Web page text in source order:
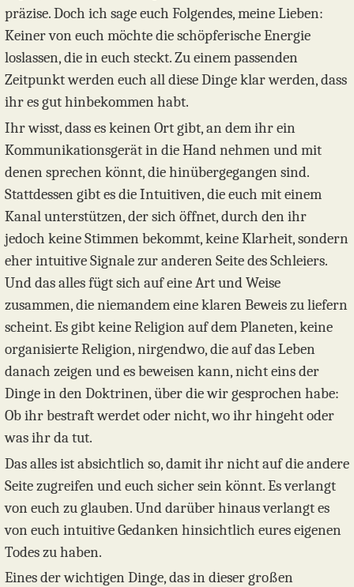
präzise. Doch ich sage euch Folgendes, meine Lieben:
Keiner von euch möchte die schöpferische Energie
loslassen, die in euch steckt. Zu einem passenden
Zeitpunkt werden euch all diese Dinge klar werden, dass
ihr es gut hinbekommen habt.
Ihr wisst, dass es keinen Ort gibt, an dem ihr ein
Kommunikationsgerät in die Hand nehmen und mit
denen sprechen könnt, die hinübergegangen sind.
Stattdessen gibt es die Intuitiven, die euch mit einem
Kanal unterstützen, der sich öffnet, durch den ihr
jedoch keine Stimmen bekommt, keine Klarheit, sondern
eher intuitive Signale zur anderen Seite des Schleiers.
Und das alles fügt sich auf eine Art und Weise
zusammen, die niemandem eine klaren Beweis zu liefern
scheint. Es gibt keine Religion auf dem Planeten, keine
organisierte Religion, nirgendwo, die auf das Leben
danach zeigen und es beweisen kann, nicht eins der
Dinge in den Doktrinen, über die wir gesprochen habe:
Ob ihr bestraft werdet oder nicht, wo ihr hingeht oder
was ihr da tut.
Das alles ist absichtlich so, damit ihr nicht auf die andere
Seite zugreifen und euch sicher sein könnt. Es verlangt
von euch zu glauben. Und darüber hinaus verlangt es
von euch intuitive Gedanken hinsichtlich eures eigenen
Todes zu haben.
Eines der wichtigen Dinge, das in dieser großen